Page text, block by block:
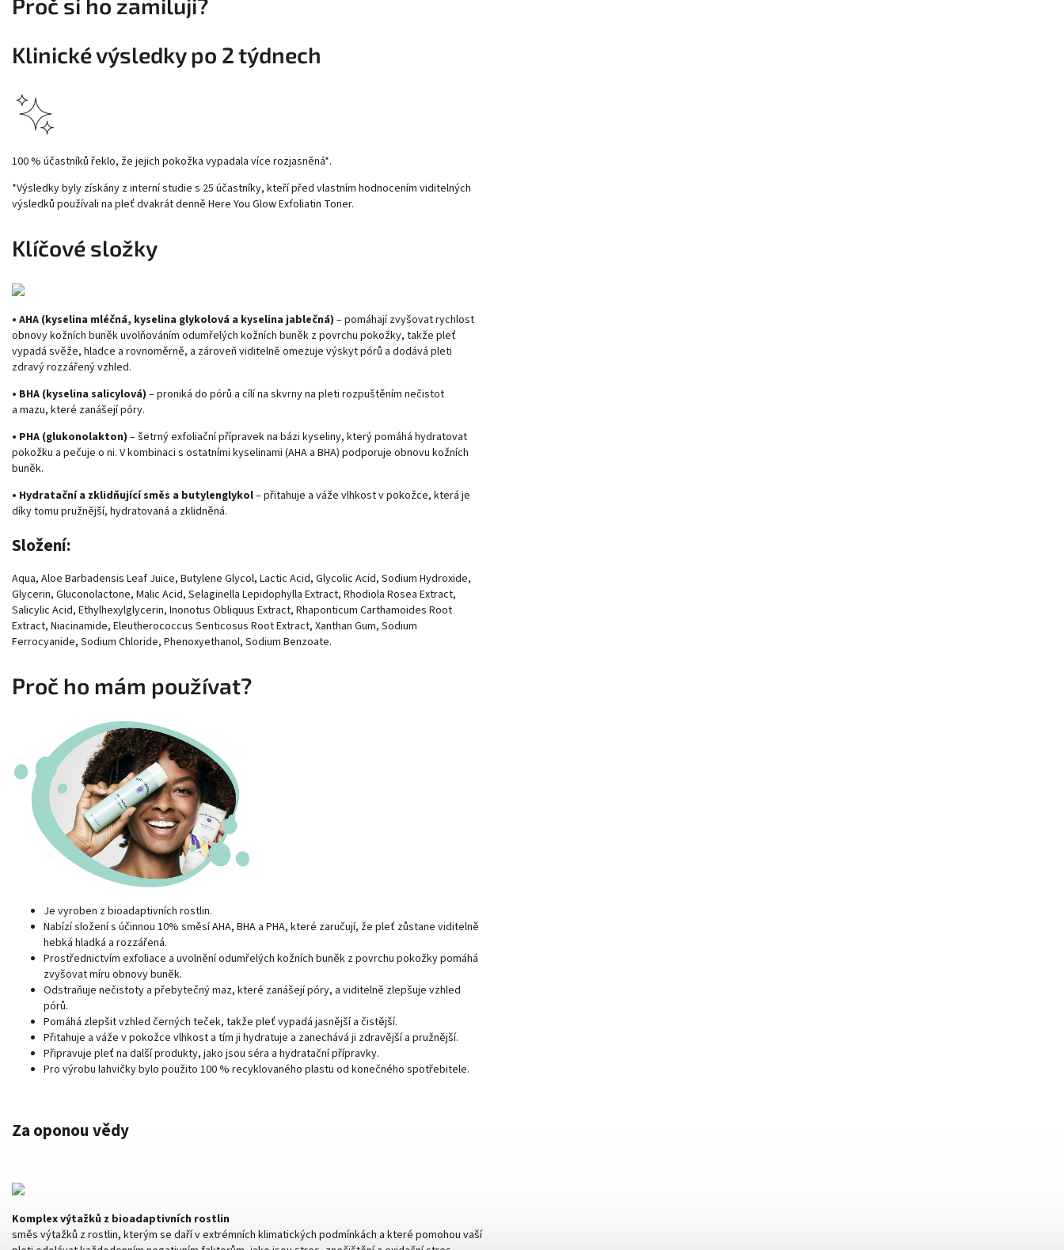
Proč si ho zamiluji?
Klinické výsledky po 2 týdnech
100 % účastníků řeklo, že jejich pokožka vypadala více rozjasněná*.
*Výsledky byly získány z interní studie s 25 účastníky, kteří před vlastním hodnocením viditelných
výsledků používali na pleť dvakrát denně Here You Glow Exfoliatin Toner.
Klíčové složky
• AHA (kyselina mléčná, kyselina glykolová a kyselina jablečná) – pomáhají zvyšovat rychlost
obnovy kožních buněk uvolňováním odumřelých kožních buněk z povrchu pokožky, takže pleť
vypadá svěže, hladce a rovnoměrně, a zároveň viditelně omezuje výskyt pórů a dodává pleti
zdravý rozzářený vzhled.
• BHA (kyselina salicylová) – proniká do pórů a cílí na skvrny na pleti rozpuštěním nečistot
a mazu, které zanášejí póry.
• PHA (glukonolakton) – šetrný exfoliační přípravek na bázi kyseliny, který pomáhá hydratovat
pokožku a pečuje o ni. V kombinaci s ostatními kyselinami (AHA a BHA) podporuje obnovu kožních
buněk.
• Hydratační a zklidňující směs a butylenglykol– přitahuje a váže vlhkost v pokožce, která je
díky tomu pružnější, hydratovaná a zklidněná.
Složení:
Aqua, Aloe Barbadensis Leaf Juice, Butylene Glycol, Lactic Acid, Glycolic Acid, Sodium Hydroxide,
Glycerin, Gluconolactone, Malic Acid, Selaginella Lepidophylla Extract, Rhodiola Rosea Extract,
Salicylic Acid, Ethylhexylglycerin, Inonotus Obliquus Extract, Rhaponticum Carthamoides Root
Extract, Niacinamide, Eleutherococcus Senticosus Root Extract, Xanthan Gum, Sodium
Ferrocyanide, Sodium Chloride, Phenoxyethanol, Sodium Benzoate.
Proč ho mám používat?
Je vyroben z bioadaptivních rostlin.
Nabízí složení s účinnou 10% směsí AHA, BHA a PHA, které zaručují, že pleť zůstane viditelně
hebká hladká a rozzářená.
Prostřednictvím exfoliace a uvolnění odumřelých kožních buněk z povrchu pokožky pomáhá
zvyšovat míru obnovy buněk.
Odstraňuje nečistoty a přebytečný maz, které zanášejí póry, a viditelně zlepšuje vzhled
pórů.
Pomáhá zlepšit vzhled černých teček, takže pleť vypadá jasnější a čistější.
Přitahuje a váže v pokožce vlhkost a tím ji hydratuje a zanechává ji zdravější a pružnější.
Připravuje pleť na další produkty, jako jsou séra a hydratační přípravky.
Pro výrobu lahvičky bylo použito 100 % recyklovaného plastu od konečného spotřebitele.
Za oponou vědy
Komplex výtažků z bioadaptivních rostlin
směs výtažků z rostlin, kterým se daří v extrémních klimatických podmínkách a které pomohou vaší